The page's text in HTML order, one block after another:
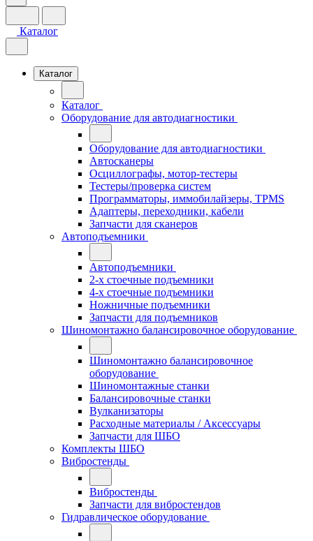
Каталог
Каталог
Каталог
Оборудование для автодиагностики
Оборудование для автодиагностики
Автосканеры
Осциллографы, мотор-тестеры
Тестеры/проверка систем
Программаторы, иммобилайзеры, TPMS
Адаптеры, переходники, кабели
Запчасти для сканеров
Автоподъемники
Автоподъемники
2-х стоечные подъемники
4-х стоечные подъемники
Ножничные подъемники
Запчасти для подъемников
Шиномонтажно балансировочное оборудование
Шиномонтажно балансировочное
оборудование
Шиномонтажные станки
Балансировочные станки
Вулканизаторы
Расходные материалы / Аксессуары
Запчасти для ШБО
Комплекты ШБО
Вибростенды
Вибростенды
Запчасти для вибростендов
Гидравлическое оборудование